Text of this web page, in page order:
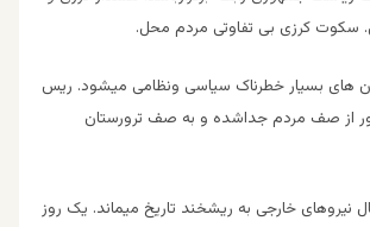
کرزی بی تفاوتی مردم محل.
های بسیار خطرناک سیاسی ونظامی میشود. ریس
از صف مردم جداشده و به صف ترورستان
نیروهای خارجی به ریشخند تاریخ میماند. یک روز